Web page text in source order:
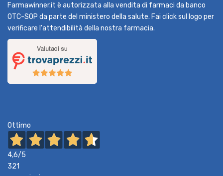
Farmawinner.it è autorizzata alla vendita di farmaci da banco
OTC-SOP da parte del ministero della salute. Fai click sul logo per
verificare l'attendibilità della nostra farmacia.
Ottimo
4,6/5
321